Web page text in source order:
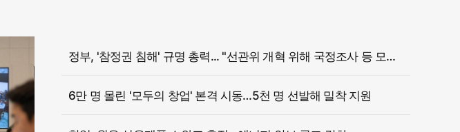
정부, '참정권 침해' 규명 총력... "선관위 개혁 위해 국정조사 등 모든 조치"
6만 명 몰린 '모두의 창업' 본격 시동…5천 명 선발해 밀착 지원